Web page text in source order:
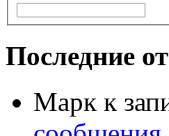
Последние
Марк к